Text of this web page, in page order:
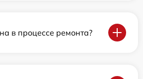
в процессе ремонта?